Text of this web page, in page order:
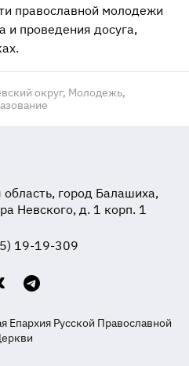
православной молодежи
и проведения досуга,
округ, Молодежь,
город Балашиха,
Невского, д. 1 корп. 1
19-19-309
Русской Православной